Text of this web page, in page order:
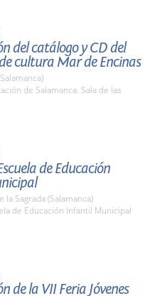
del catálogo y CD del
cultura Mar de Encinas
de Salamanca. Sala de las
de Educación
la Sagrada (Salamanca)
de Educación Infantil Municipal
de la VII Feria Jóvenes